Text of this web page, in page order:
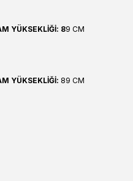
YÜKSEKLİĞİ: 89 CM
YÜKSEKLİĞİ: 89 CM